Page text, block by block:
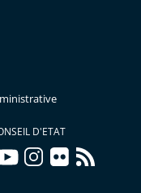
D'ETAT
instagram
flickr rss